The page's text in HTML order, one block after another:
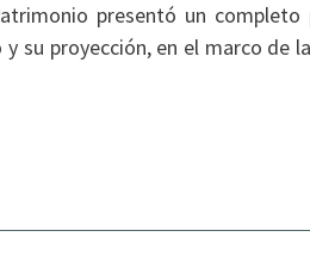
presentó un
su proyección, en el marco de